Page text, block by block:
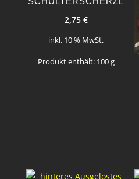
2,75 €
inkl. 10 % MwSt.
Produkt enthält: 100g